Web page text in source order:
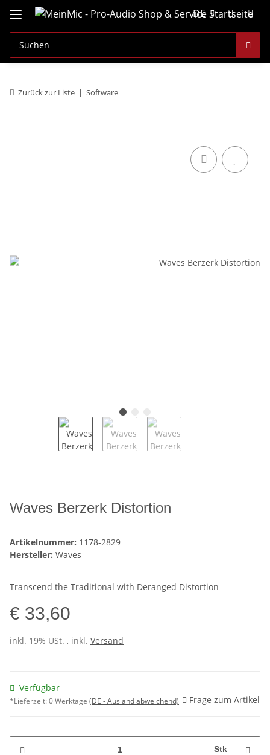
DE
Zurück zur Liste Software
Waves Berzerk Distortion
Artikelnummer: 1178-2829
Hersteller: Waves
Transcend the Traditional with Deranged Distortion
€ 33,60
inkl. 19% USt. , inkl. Versand
Verfügbar
*Lieferzeit:0 Werktage (DE - Ausland abweichend) Frage zum Artikel
Stk